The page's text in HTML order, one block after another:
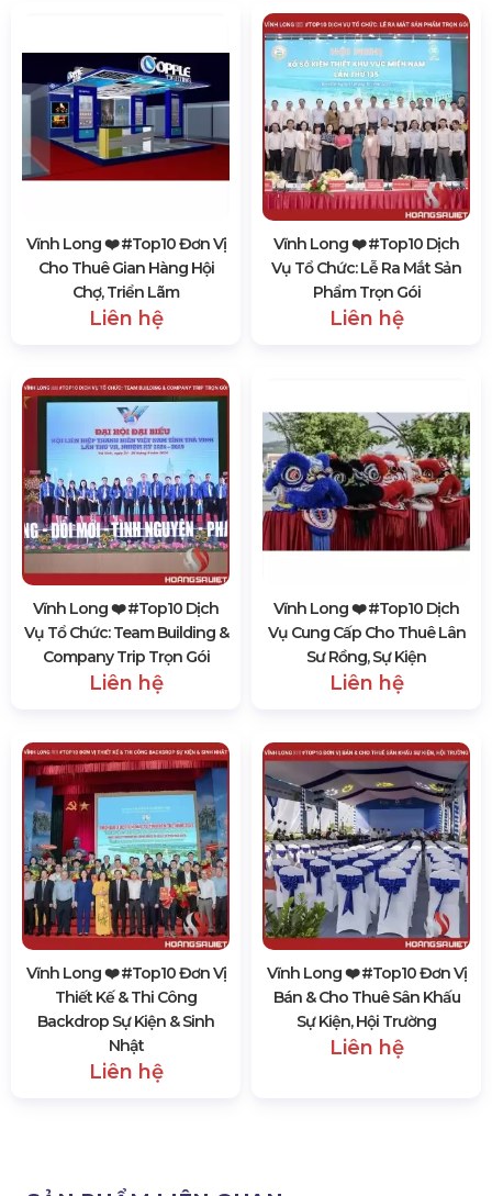
Vĩnh Long ❤️️ #top10 Đơn Vị
Cho Thuê Gian Hàng Hội
Chợ, Triển Lãm
Liên hệ
Vĩnh Long ❤️️ #top10 Dịch
Vụ Tổ Chức: Lễ Ra Mắt Sản
Phẩm Trọn Gói
Liên hệ
Vĩnh Long ❤️️ #top10 Dịch
Vụ Tổ Chức: Team Building &
Company Trip Trọn Gói
Liên hệ
Vĩnh Long ❤️️ #top10 Dịch
Vụ Cung Cấp Cho Thuê Lân
Sư Rồng, Sự Kiện
Liên hệ
Vĩnh Long ❤️️ #top10 Đơn Vị
Thiết Kế & Thi Công
Backdrop Sự Kiện & Sinh
Nhật
Liên hệ
Vĩnh Long ❤️️ #top10 Đơn Vị
Bán & Cho Thuê Sân Khấu
Sự Kiện, Hội Trường
Liên hệ